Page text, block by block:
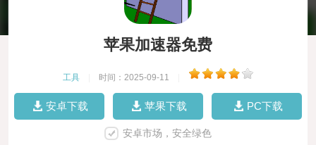
苹果加速器免费
工具 时间：2025-09-11
安卓下载 苹果下载 PC下载
安卓市场，安全绿色